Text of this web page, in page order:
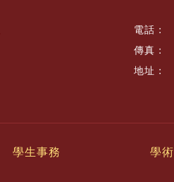
電話 :
傳真 :
地址 :
學生事務 學